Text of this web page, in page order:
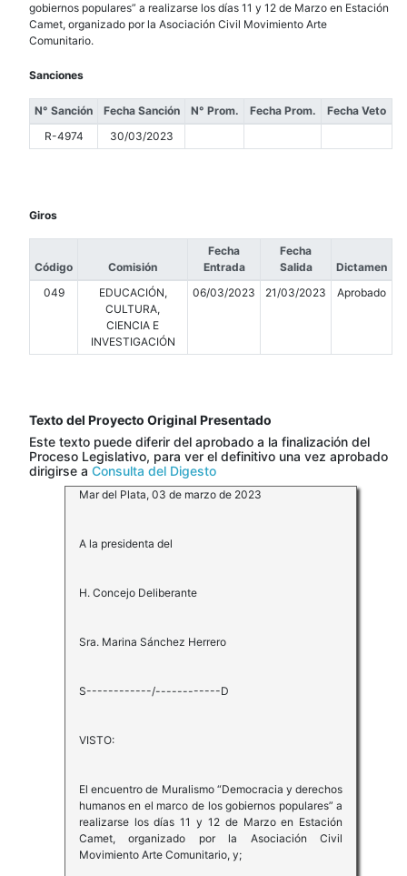
gobiernos populares” a realizarse los días 11 y 12 de Marzo en Estación
Camet, organizado por la Asociación Civil Movimiento Arte
Comunitario.
Sanciones
N° Sanción Fecha Sanción N° Prom. Fecha Prom.
Fecha Veto
R-4974
30/03/2023
Giros
Código Comisión
Fecha
Entrada
Fecha
Salida
Dictamen
049
EDUCACIÓN,
CULTURA,
CIENCIA E
INVESTIGACIÓN
06/03/2023 21/03/2023 Aprobado
Texto del Proyecto Original Presentado
Este texto puede diferir del aprobado a la finalización del
Proceso Legislativo, para ver el definitivo una vez aprobado
dirigirse a Consulta del Digesto
Mar del Plata, 03 de marzo de 2023
A la presidenta del
H. Concejo Deliberante
Sra. Marina Sánchez Herrero
S------------/------------D
VISTO:
El encuentro de Muralismo “Democracia y derechos
humanos en el marco de los gobiernos populares” a
realizarse los días 11 y 12 de Marzo en Estación
Camet, organizado por la Asociación Civil
Movimiento Arte Comunitario, y;